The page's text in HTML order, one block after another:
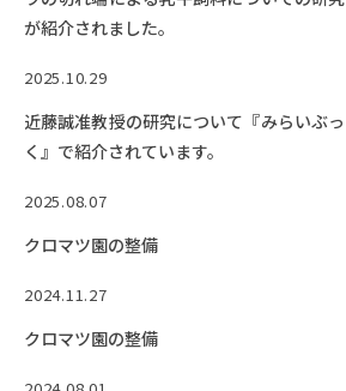
が紹介されました。
2025.10.29
近藤誠准教授の研究について『みらいぶっ
く』で紹介されています。
2025.08.07
クロマツ園の整備
2024.11.27
クロマツ園の整備